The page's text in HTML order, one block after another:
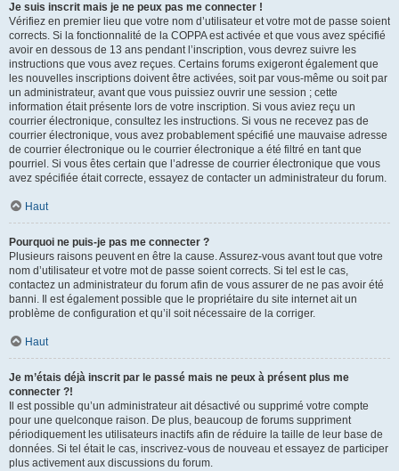
Je suis inscrit mais je ne peux pas me connecter !
Vérifiez en premier lieu que votre nom d’utilisateur et votre mot de passe soient
corrects. Si la fonctionnalité de la COPPA est activée et que vous avez spécifié
avoir en dessous de 13 ans pendant l’inscription, vous devrez suivre les
instructions que vous avez reçues. Certains forums exigeront également que
les nouvelles inscriptions doivent être activées, soit par vous-même ou soit par
un administrateur, avant que vous puissiez ouvrir une session ; cette
information était présente lors de votre inscription. Si vous aviez reçu un
courrier électronique, consultez les instructions. Si vous ne recevez pas de
courrier électronique, vous avez probablement spécifié une mauvaise adresse
de courrier électronique ou le courrier électronique a été filtré en tant que
pourriel. Si vous êtes certain que l’adresse de courrier électronique que vous
avez spécifiée était correcte, essayez de contacter un administrateur du forum.
Haut
Pourquoi ne puis-je pas me connecter ?
Plusieurs raisons peuvent en être la cause. Assurez-vous avant tout que votre
nom d’utilisateur et votre mot de passe soient corrects. Si tel est le cas,
contactez un administrateur du forum afin de vous assurer de ne pas avoir été
banni. Il est également possible que le propriétaire du site internet ait un
problème de configuration et qu’il soit nécessaire de la corriger.
Haut
Je m’étais déjà inscrit par le passé mais ne peux à présent plus me
connecter ?!
Il est possible qu’un administrateur ait désactivé ou supprimé votre compte
pour une quelconque raison. De plus, beaucoup de forums suppriment
périodiquement les utilisateurs inactifs afin de réduire la taille de leur base de
données. Si tel était le cas, inscrivez-vous de nouveau et essayez de participer
plus activement aux discussions du forum.